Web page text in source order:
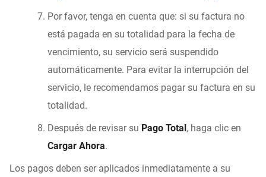
Por favor, tenga en cuenta que: si su factura no
está pagada en su totalidad para la fecha de
vencimiento, su servicio será suspendido
automáticamente. Para evitar la interrupción del
servicio, le recomendamos pagar su factura en su
totalidad.
Después de revisar su Pago Total, haga clic en
Cargar Ahora.
Los pagos deben ser aplicados inmediatamente a su